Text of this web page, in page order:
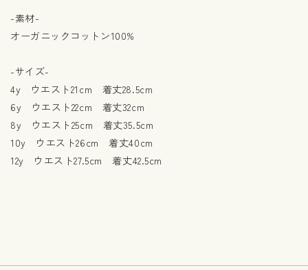
-素材-
オーガニックコットン100%
-サイズ-
4y ウエスト21cm 着丈28.5cm
6y ウエスト22cm 着丈32cm
8y ウエスト25cm 着丈35.5cm
10y ウエスト26cm 着丈40cm
12y ウエスト27.5cm 着丈42.5cm